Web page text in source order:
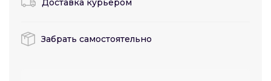
Доставка курьером
Забрать самостоятельно